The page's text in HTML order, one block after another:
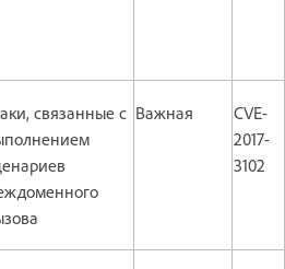
связанные с Важная
CVE-
2017-
3102